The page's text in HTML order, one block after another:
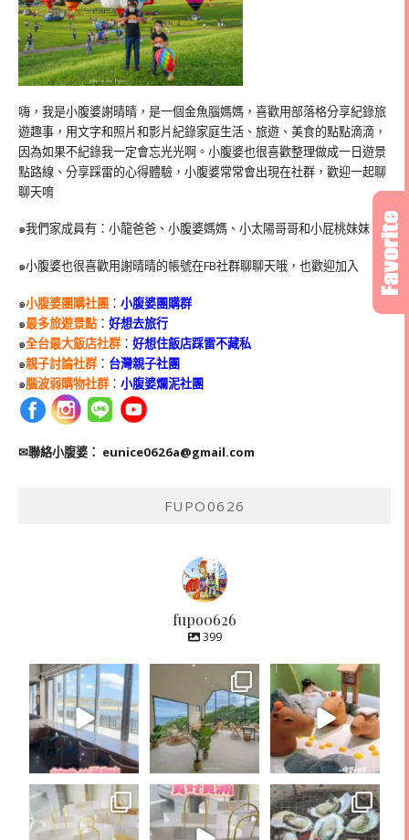
嗨，我是小腹婆謝晴晴，是一個金魚腦媽媽，喜歡用部落格分享紀錄旅
遊趣事，用文字和照片和影片紀錄家庭生活、旅遊、美食的點點滴滴，
因為如果不紀錄我一定會忘光光啊。小腹婆也很喜歡整理做成一日遊景
點路線、分享踩雷的心得體驗，小腹婆常常會出現在社群，歡迎一起聊
聊天唷
๑我們家成員有：小龍爸爸、小腹婆媽媽、小太陽哥哥和小屁桃妹妹
๑小腹婆也很喜歡用謝晴晴的帳號在FB社群聊聊天哦，也歡迎加入
๑小腹婆團購社團 ： 小腹婆團購群
๑最多旅遊景點： 好想去旅行
๑全台最大飯店社群： 好想住飯店踩雷不藏私
๑親子討論社群： 台灣親子社團
๑腦波弱購物社群： 小腹婆爛泥社團
✉聯絡小腹婆： eunice0626a@gmail.com
FUPO0626
fupo0626
399